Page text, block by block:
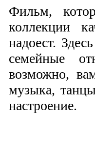
Фильм,
коллекции
надоест.
семейные
возможно,
музыка,
настроение.